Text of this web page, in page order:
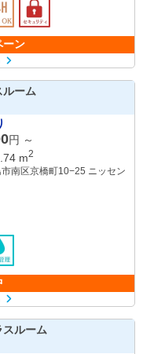
ーン
ルーム
円 ～
m2
南区京橋町10−25 ニッセン
スルーム